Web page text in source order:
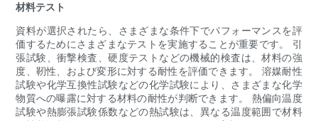
材料テスト
資料が選択されたら、さまざまな条件下でパフォーマンスを評
価するためにさまざまなテストを実施することが重要です。 引
張試験、衝撃検査、硬度テストなどの機械的検査は、材料の強
度、靭性、および変形に対する耐性を評価できます。 溶媒耐性
試験や化学互換性試験などの化学試験により、さまざまな化学
物質への曝露に対する材料の耐性が判断できます。 熱偏向温度
試験や熱膨張試験係数などの熱試験は、異なる温度範囲で材料